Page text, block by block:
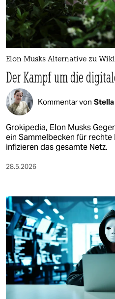
nord
wahrheit
verlag
veranstaltungen
shop
fragen & hilfe
unterstützen
genossenschaft
epaper login
Elon Musks Alternative zu
Der Kampf um die
Kommentar von
Grokipedia, Elon Musks
ein Sammelbecken für rechte
infizieren das gesamte Netz.
28.5.2026